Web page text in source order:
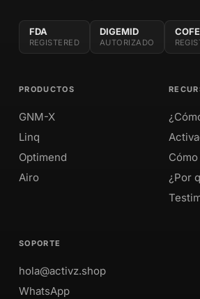
FDA
REGISTERED
DIGEMID
AUTORIZADO
PRODUCTOS
GNM-X
Linq
Optimend
Airo
¿Por
SOPORTE
hola@activz.shop
WhatsApp